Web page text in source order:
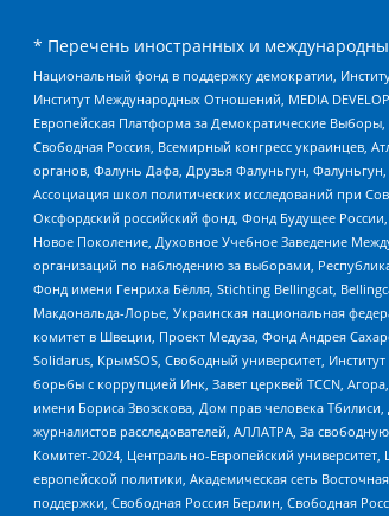
* Перечень иностранных и
Национальный фонд в поддержку демократии,
Институт Международных Отношений, MEDIA
Европейская Платформа за Демократические
Свободная Россия, Всемирный конгресс украинцев,
органов, Фалунь Дафа, Друзья Фалуньгун,
Ассоциация школ политических исследований при
Оксфордский российский фонд, Фонд Будущее
Новое Поколение, Духовное Учебное Заведение
организаций по наблюдению за выборами,
Фонд имени Генриха Бёлля, Stichting Bellingcat,
Макдональда-Лорье, Украинская национальная
комитет в Швеции, Проект Медуза, Фонд Андрея
Solidarus, КрымSOS, Свободный университет,
борьбы с коррупцией Инк, Завет церквей TCCN,
имени Бориса Звозскова, Дом прав человека
журналистов расследователей, АЛЛАТРА, За
Комитет-2024, Центрально-Европейский
европейской политики, Академическая сеть
поддержки, Свободная Россия Берлин, Свободная